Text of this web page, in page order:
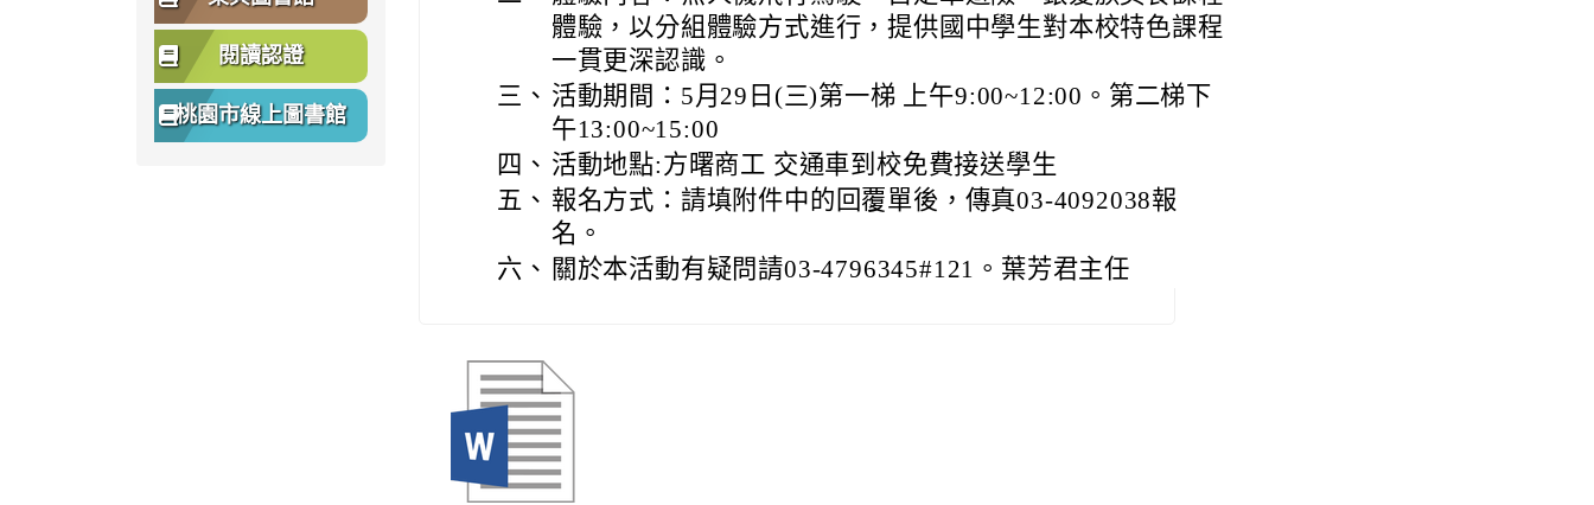
閱讀認證
桃園市線上圖書館
體驗，以分組體驗方式進行，提供國中學生對本校特色課程
一貫更深認識。
三、 活動期間：5月29日(三)第一梯 上午9:00~12:00。第二梯下
午13:00~15:00
四、 活動地點:方曙商工 交通車到校免費接送學生
五、 報名方式：請填附件中的回覆單後，傳真03-4092038報
名。
六、 關於本活動有疑問請03-4796345#121。葉芳君主任